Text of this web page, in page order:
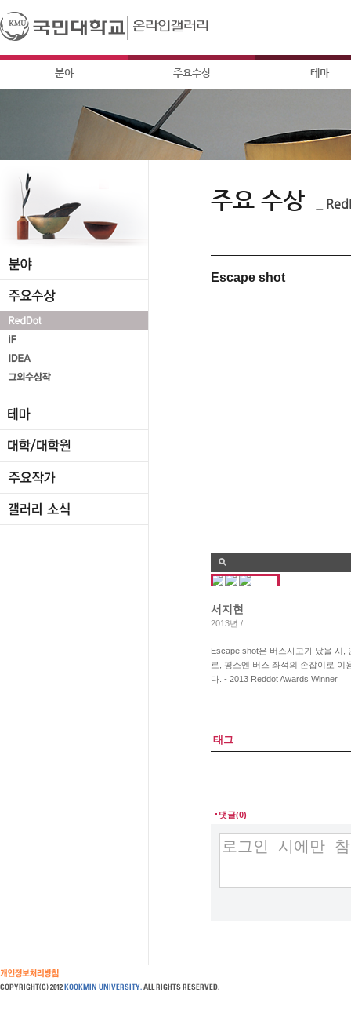
분야 주요수상 테마
주요 수상 _
Escape shot
서지현
2013년 /
Escape shot은 버스사고가 났을 시,
로, 평소엔 버스 좌석의 손잡이로
다. - 2013 Reddot Awards Winner
태그
댓글(0)